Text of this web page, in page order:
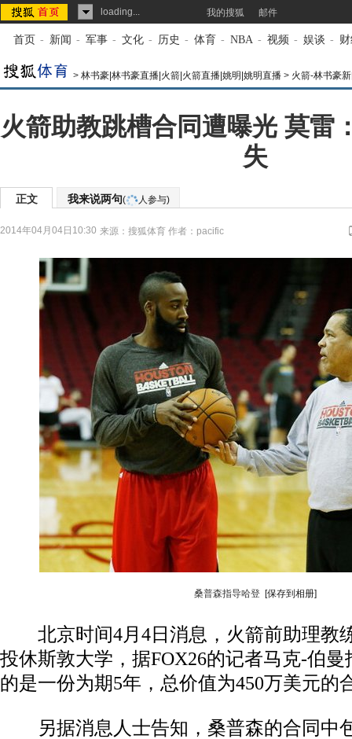
loading... 我的搜狐 邮件
首页 - 新闻 - 军事 - 文化 - 历史 - 体育 - NBA - 视频 - 娱谈 -
> 林书豪|林书豪直播|火箭|火箭直播|姚明|姚明直播 > 火箭-林书豪
火箭助教跳槽合同遭曝光 莫雷
失
正文 我来说两句( 人参与)
2014年04月04日10:30 来源： 搜狐体育 作者：pacific
桑普森指导哈登 [保存到相册]
北京时间4月4日消息，火箭前助理教
投休斯敦大学，据FOX26的记者马克-伯
的是一份为期5年，总价值为450万美元的
另据消息人士告知，桑普森的合同中